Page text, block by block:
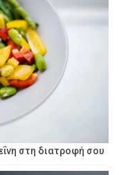
στη διατροφή σου